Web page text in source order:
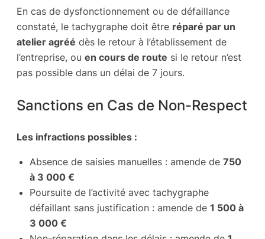
En cas de dysfonctionnement ou de défaillance
constaté, le tachygraphe doit être réparé par un
atelier agréé dès le retour à l’établissement de
l’entreprise, ou en cours de route si le retour n’est
pas possible dans un délai de 7 jours.
Sanctions en Cas de Non-Respect
Les infractions possibles :
Absence de saisies manuelles : amende de 750
à 3 000 €
Poursuite de l’activité avec tachygraphe
défaillant sans justification : amende de 1 500 à
3 000 €